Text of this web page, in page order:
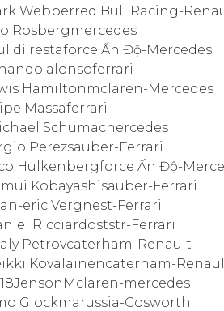
Webberred Bull Racing-
Rosbergmercedes
di restaforce Ấn Độ-Mercedes
alonsoferrari
Hamiltonmclaren-Mercedes
Massaferrari
Schumachercedes
Perezsauber-Ferrari
Hulkenbergforce Ấn Độ-
Kobayashisauber-Ferrari
eric Vergnest-Ferrari
Ricciardoststr-Ferrari
Petrovcaterham-Renault
Kovalainencaterham-
mercedes
Glockmarussia-Cosworth